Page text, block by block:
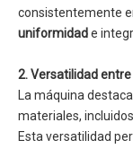
consistentemente
uniformidade
2. Versatilidad
La máquina
materiales, incluidos
Esta versatilidad